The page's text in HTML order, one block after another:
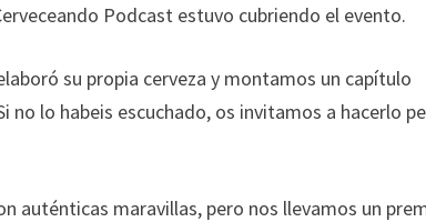
Podcast estuvo cubriendo el evento.
su propia cerveza y montamos un capítulo
lo habeis escuchado, os invitamos a hacerlo
auténticas maravillas, pero nos llevamos un